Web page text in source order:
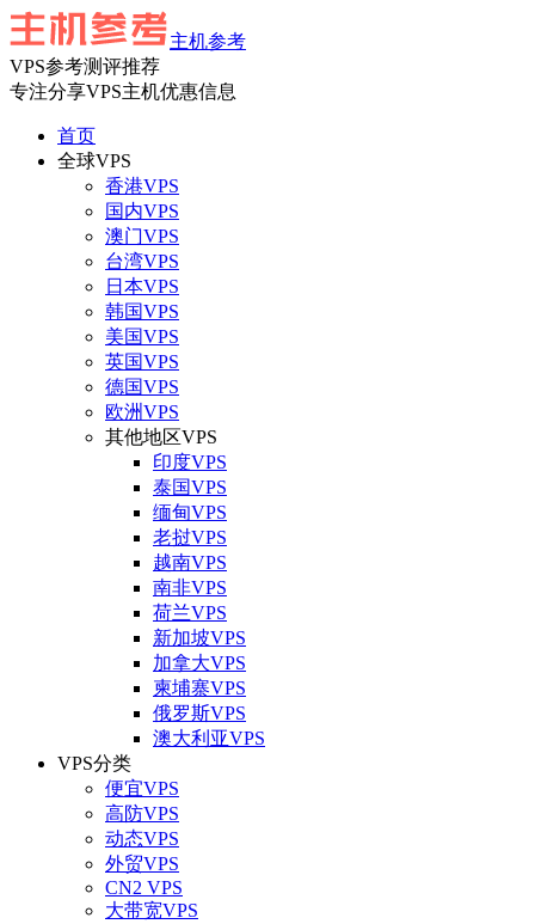
主机参考
VPS参考测评推荐
专注分享VPS主机优惠信息
首页
全球VPS
香港VPS
国内VPS
澳门VPS
台湾VPS
日本VPS
韩国VPS
美国VPS
英国VPS
德国VPS
欧洲VPS
其他地区VPS
印度VPS
泰国VPS
缅甸VPS
老挝VPS
越南VPS
南非VPS
荷兰VPS
新加坡VPS
加拿大VPS
柬埔寨VPS
俄罗斯VPS
澳大利亚VPS
VPS分类
便宜VPS
高防VPS
动态VPS
外贸VPS
CN2 VPS
大带宽VPS